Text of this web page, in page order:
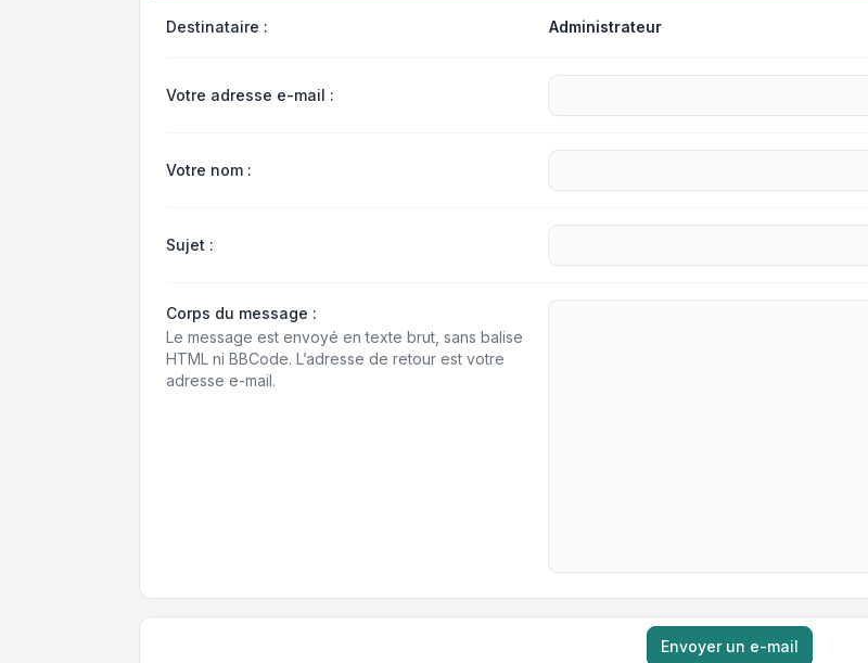
Destinataire : Administrateur
Votre adresse e-mail :
Votre nom :
Sujet :
Corps du message :
Le message est envoyé en texte brut, sans balise
HTML ni BBCode. L’adresse de retour est votre
adresse e-mail.
Envoyer un e-mail